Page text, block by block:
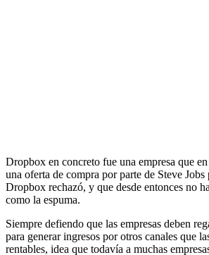
Dropbox en concreto fue una empresa que
una oferta de compra por parte de Steve
Dropbox rechazó, y que desde entonces no
como la espuma.
Siempre defiendo que las empresas deben
para generar ingresos por otros canales que
rentables, idea que todavía a muchas